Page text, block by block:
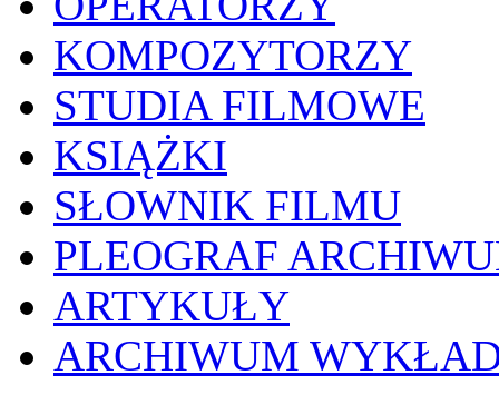
KOMPOZYTORZY
STUDIA FILMOWE
KSIĄŻKI
SŁOWNIK FILMU
PLEOGRAF
ARTYKUŁY
ARCHIWUM